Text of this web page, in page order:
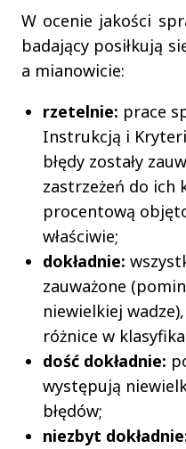
W ocenie jakości
badający posiłkują
a mianowicie:
rzetelnie: prace
Instrukcją i
błędy zostały
zastrzeżeń do ich
procentową
właściwie;
dokładnie:
zauważone
niewielkiej
różnice w
dość dokładnie:
występują
błędów;
niezbyt